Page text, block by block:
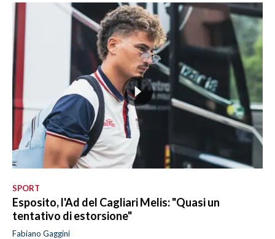
SPORT
Esposito, l'Ad del Cagliari Melis: "Quasi un
tentativo di estorsione"
Fabiano Gaggini